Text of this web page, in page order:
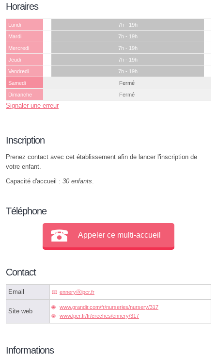
Horaires
Lundi
7h - 19h
Mardi
7h - 19h
Mercredi
7h - 19h
Jeudi
7h - 19h
Vendredi
7h - 19h
Samedi
Fermé
Dimanche
Fermé
Signaler une erreur
Inscription
Prenez contact avec cet établissement afin de lancer l'inscription de
votre enfant.
Capacité d'accueil : 30 enfants
Téléphone
Appeler ce multi-accueil
Contact
Email enneryⓐlpcr.fr
Site web
www.grandir.com/fr/nurseries/nursery/317
www.lpcr.fr/fr/creches/ennery/317
Informations